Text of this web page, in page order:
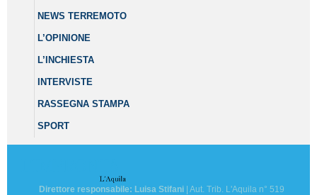
NEWS TERREMOTO
L’OPINIONE
L’INCHIESTA
INTERVISTE
RASSEGNA STAMPA
SPORT
Direttore responsabile: Luisa Stifani | Aut. Trib. L'Aquila n° 519